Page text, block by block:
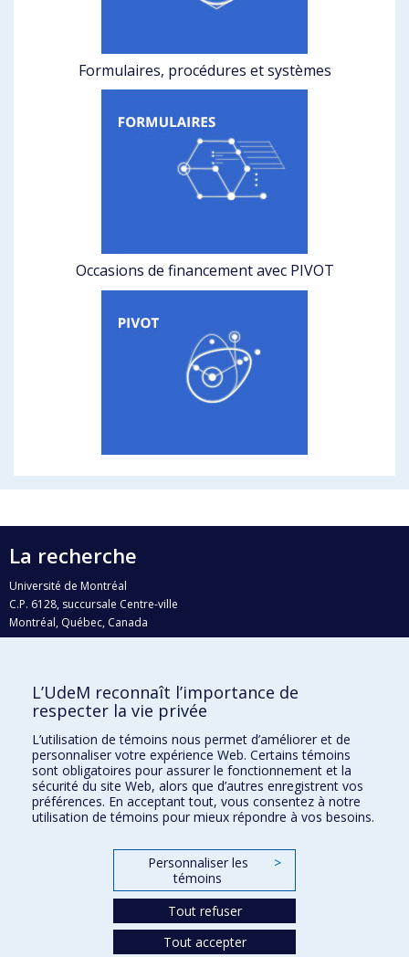
Formulaires, procédures et systèmes
Occasions de financement avec PIVOT
La recherche
Université de Montréal
C.P. 6128, succursale Centre-ville
Montréal, Québec, Canada
H3C 3J7
Qui fait quoi?
Nous trouver
Plan du site
Accessibilité
L’UdeM reconnaît l’importance de
respecter la vie privée
L’utilisation de témoins nous permet d’améliorer et de
personnaliser votre expérience Web. Certains témoins
sont obligatoires pour assurer le fonctionnement et la
sécurité du site Web, alors que d’autres enregistrent vos
préférences. En acceptant tout, vous consentez à notre
utilisation de témoins pour mieux répondre à vos besoins.
Personnaliser les
témoins
>
Tout refuser
Tout accepter